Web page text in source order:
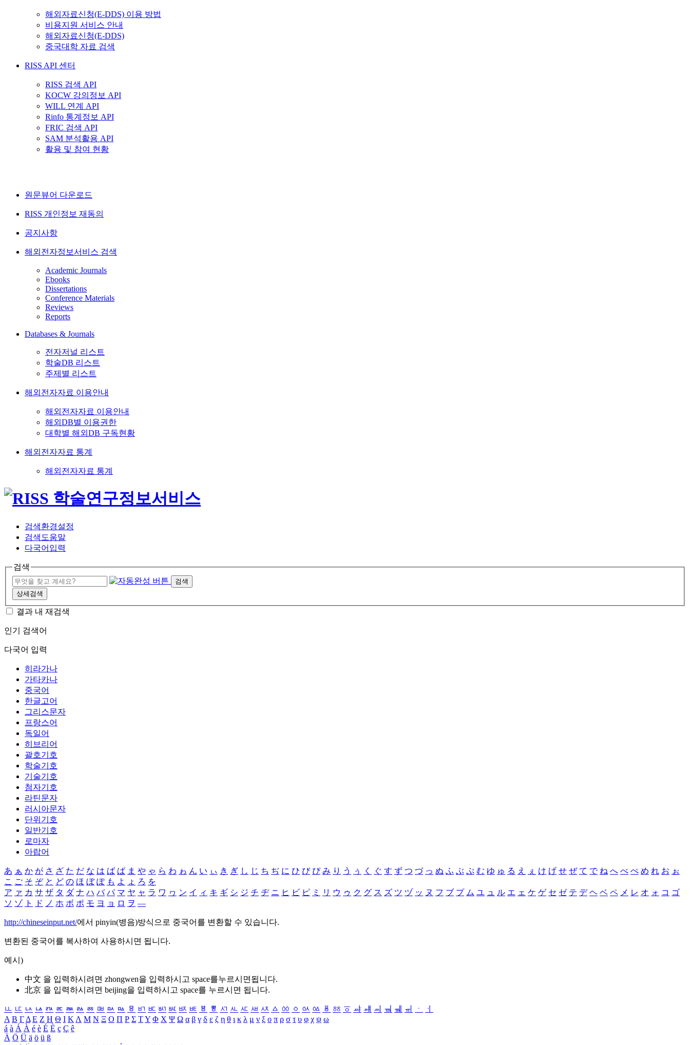
해외자료신청(E-DDS) 이용 방법
비용지원 서비스 안내
해외자료신청(E-DDS)
중국대학 자료 검색
RISS API 센터
RISS 검색 API
KOCW 강의정보 API
WILL 연계 API
Rinfo 통계정보 API
FRIC 검색 API
SAM 분석활용 API
활용 및 참여 현황
원문뷰어 다운로드
RISS 개인정보 재동의
공지사항
해외전자정보서비스 검색
Academic Journals
Ebooks
Dissertations
Conference Materials
Reviews
Reports
Databases & Journals
전자저널 리스트
학술DB 리스트
주제별 리스트
해외전자자료 이용안내
해외전자자료 이용안내
해외DB별 이용권한
대학별 해외DB 구독현황
해외전자자료 통계
해외전자자료 통계
검색환경설정
검색도움말
다국어입력
검색
검색
상세검색
결과 내 재검색
인기 검색어
다국어 입력
히라가나
가타카나
중국어
한글고어
그리스문자
프랑스어
독일어
히브리어
괄호기호
학술기호
기술기호
첨자기호
라틴문자
러시아문자
단위기호
일반기호
로마자
아랍어
あ ぁ か が さ ざ た だ な は ば ぱ ま や ゃ ら わ ゎ ん い ぃ き ぎ し じ ち ぢ に ひ び ぴ み り う ぅ く ぐ す ず つ づ っ ぬ ふ ぶ ぷ む ゆ ゅ る え ぇ け げ せ ぜ て で ね へ べ ぺ め れ お ぉ
こ ご そ ぞ と ど の ほ ぼ ぽ も よ ょ ろ を
ア ァ カ サ ザ タ ダ ナ ハ バ パ マ ヤ ャ ラ ワ ヮ ン イ ィ キ ギ シ ジ チ ヂ ニ ヒ ビ ピ ミ リ ウ ゥ ク グ ス ズ ツ ヅ ッ ヌ フ ブ プ ム ユ ュ ル エ ェ ケ ゲ セ ゼ テ デ ヘ ベ ペ メ レ オ ォ コ ゴ
ソ ゾ ト ド ノ ホ ボ ポ モ ヨ ョ ロ ヲ ―
http://chineseinput.net/에서 pinyin(병음)방식으로 중국어를 변환할 수 있습니다.
변환된 중국어를 복사하여 사용하시면 됩니다.
예시)
中文 을 입력하시려면 zhongwen을 입력하시고 space를누르시면됩니다.
北京 을 입력하시려면 beijing을 입력하시고 space를 누르시면 됩니다.
ㅥ ㅦ ㅧ ㅨ ㅩ ㅪ ㅫ ㅬ ㅭ ㅮ ㅯ ㅰ ㅱ ㅲ ㅳ ㅴ ㅵ ㅶ ㅷ ㅸ ㅹ ㅺ ㅻ ㅼ ㅽ ㅾ ㅿ ㆀ ㆁ ㆂ ㆃ ㆄ ㆅ ㆆ ㆇ ㆈ ㆉ ㆊ ㆋ ㆌ ㆍ
ㆎ
Α Β ΓΔ Ε Ζ Η Θ Ι ΚΛ Μ Ν Ξ Ο Π Ρ Σ ΤΥ Φ Χ Ψ Ω α β γ δ ε ζ η θ ι κ λ μ ν ξ ο π ρ σ τ υ φ χ ψ ω
á à Á À é è É È ç Ç ê
Ä Ö Ü ä ö ü ß